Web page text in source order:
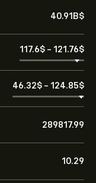
40.91B‎$‎
117.6‎$‎ - 121.76‎$‎
46.32‎$‎ - 124.85‎$‎
289817.99
10.29